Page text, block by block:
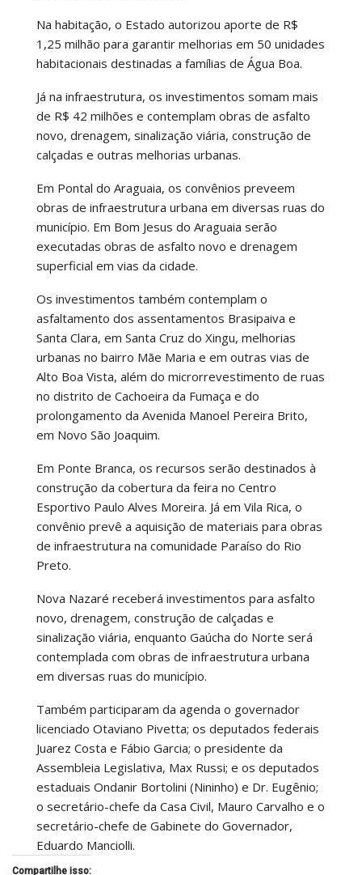
Na habitação, o Estado autorizou aporte de R$
1,25 milhão para garantir melhorias em 50 unidades
habitacionais destinadas a famílias de Água Boa.
Já na infraestrutura, os investimentos somam mais
de R$ 42 milhões e contemplam obras de asfalto
novo, drenagem, sinalização viária, construção de
calçadas e outras melhorias urbanas.
Em Pontal do Araguaia, os convênios preveem
obras de infraestrutura urbana em diversas ruas do
município. Em Bom Jesus do Araguaia serão
executadas obras de asfalto novo e drenagem
superficial em vias da cidade.
Os investimentos também contemplam o
asfaltamento dos assentamentos Brasipaiva e
Santa Clara, em Santa Cruz do Xingu, melhorias
urbanas no bairro Mãe Maria e em outras vias de
Alto Boa Vista, além do microrrevestimento de ruas
no distrito de Cachoeira da Fumaça e do
prolongamento da Avenida Manoel Pereira Brito,
em Novo São Joaquim.
Em Ponte Branca, os recursos serão destinados à
construção da cobertura da feira no Centro
Esportivo Paulo Alves Moreira. Já em Vila Rica, o
convênio prevê a aquisição de materiais para obras
de infraestrutura na comunidade Paraíso do Rio
Preto.
Nova Nazaré receberá investimentos para asfalto
novo, drenagem, construção de calçadas e
sinalização viária, enquanto Gaúcha do Norte será
contemplada com obras de infraestrutura urbana
em diversas ruas do município.
Também participaram da agenda o governador
licenciado Otaviano Pivetta; os deputados federais
Juarez Costa e Fábio Garcia; o presidente da
Assembleia Legislativa, Max Russi; e os deputados
estaduais Ondanir Bortolini (Nininho) e Dr. Eugênio;
o secretário-chefe da Casa Civil, Mauro Carvalho e o
secretário-chefe de Gabinete do Governador,
Eduardo Manciolli.
Compartilhe isso: